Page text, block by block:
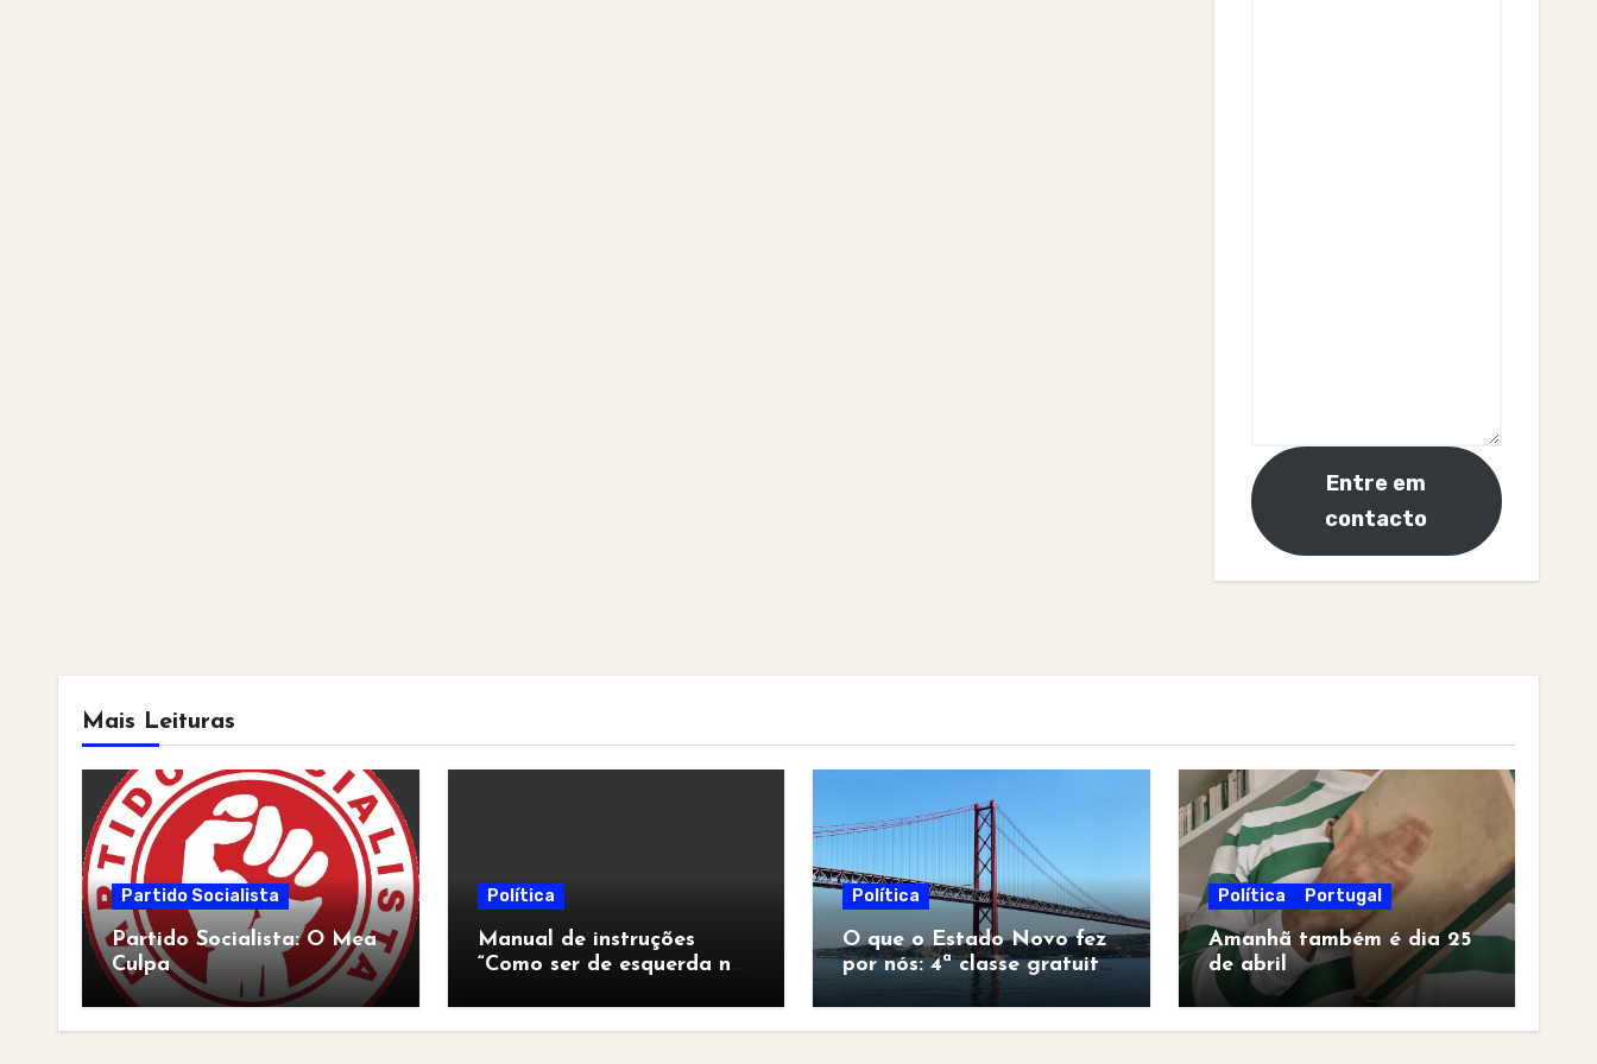
Entre em
contacto
Mais Leituras
Partido Socialista
Partido Socialista: O Mea
Culpa
Política
Manual de instruções
“Como ser de esquerda no
Política
O que o Estado Novo fez
por nós: 4ª classe gratuita
para todos
Política Portugal
Amanhã também é dia 25
de abril